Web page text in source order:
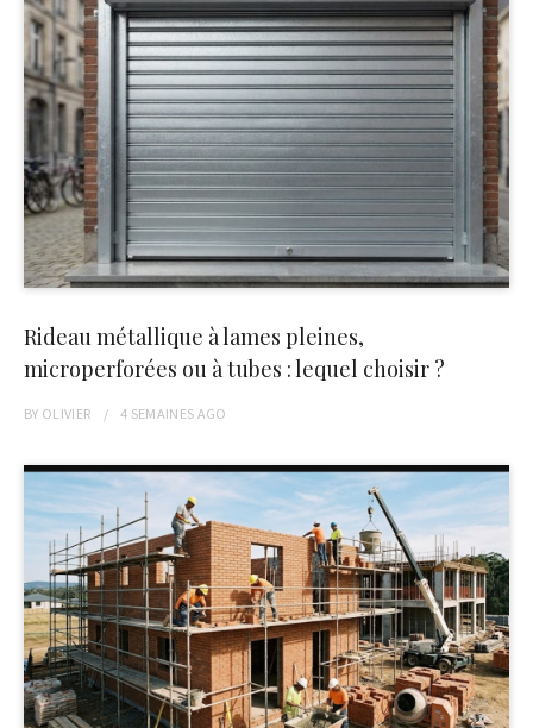
Rideau métallique à lames pleines,
microperforées ou à tubes : lequel choisir ?
BY OLIVIER 4 SEMAINES AGO